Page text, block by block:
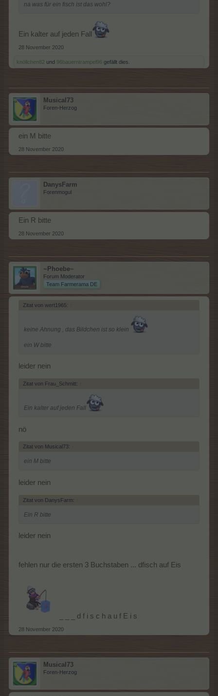
na was für ein fisch ist das wohl?
Ein kalter auf jeden Fall
28 November 2020
knöllchen82 und 96bauerntrampel96 gefällt dies.
Musical73
Foren-Herzog
ein M bitte
28 November 2020
DanysFarm
Forenmogul
Ein R bitte
28 November 2020
~Phoebe~
Forum Moderator
Team Farmerama DE
Zitat von wert1965: ↑
keine Ahnung , das Bildchen ist so klein
ein W bitte
leider nein
Zitat von Frau_Schmitt: ↑
Ein kalter auf jeden Fall
nö
Zitat von Musical73: ↑
ein M bitte
leider nein
Zitat von DanysFarm: ↑
Ein R bitte
leider nein
fehlen nur die ersten 3 Buchstaben ... dfisch auf Eis
_ _ _ d f i s c h a u f E i s
28 November 2020
Musical73
Foren-Herzog